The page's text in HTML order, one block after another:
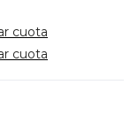
cuota
cuota